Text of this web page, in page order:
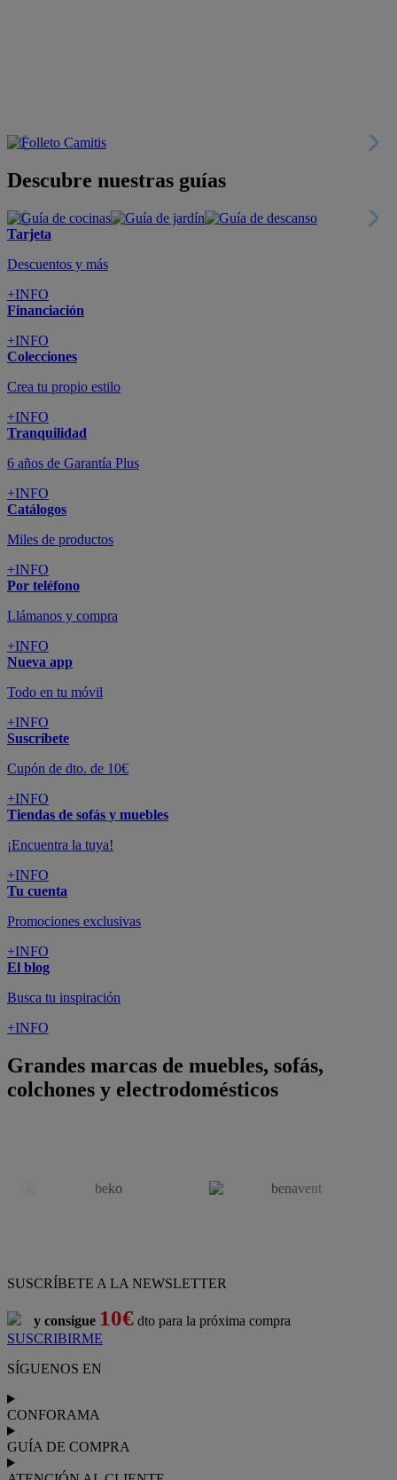
Descubre nuestras guías
Tarjeta
Descuentos y más
+INFO
Financiación
+INFO
Colecciones
Crea tu propio estilo
+INFO
Tranquilidad
6 años de Garantía Plus
+INFO
Catálogos
Miles de productos
+INFO
Por teléfono
Llámanos y compra
+INFO
Nueva app
Todo en tu móvil
+INFO
Suscríbete
Cupón de dto. de 10€
+INFO
Tiendas de sofás y muebles
¡Encuentra la tuya!
+INFO
Tu cuenta
Promociones exclusivas
+INFO
El blog
Busca tu inspiración
+INFO
Grandes marcas de muebles, sofás,
colchones y electrodomésticos
SUSCRÍBETE A LA NEWSLETTER
y consigue 10€ dto para la próxima compra
SUSCRIBIRME
SÍGUENOS EN
CONFORAMA
GUÍA DE COMPRA